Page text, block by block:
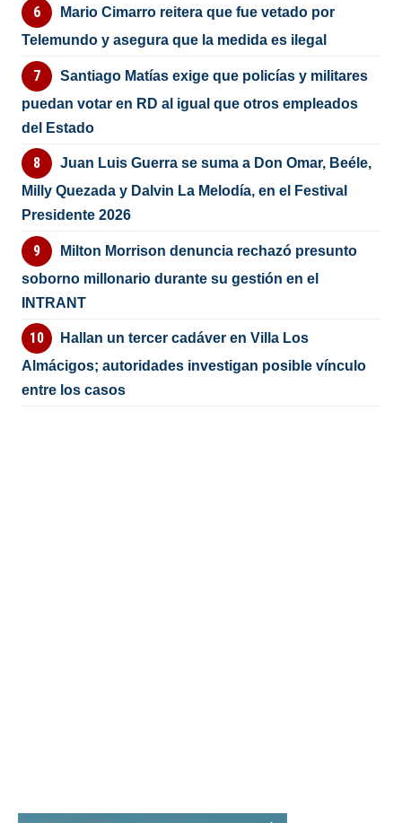
Mario Cimarro reitera que fue vetado por
Telemundo y asegura que la medida es ilegal
Santiago Matías exige que policías y militares
puedan votar en RD al igual que otros empleados
del Estado
Juan Luis Guerra se suma a Don Omar, Beéle,
Milly Quezada y Dalvin La Melodía, en el Festival
Presidente 2026
Milton Morrison denuncia rechazó presunto
soborno millonario durante su gestión en el
INTRANT
Hallan un tercer cadáver en Villa Los
Almácigos; autoridades investigan posible vínculo
entre los casos